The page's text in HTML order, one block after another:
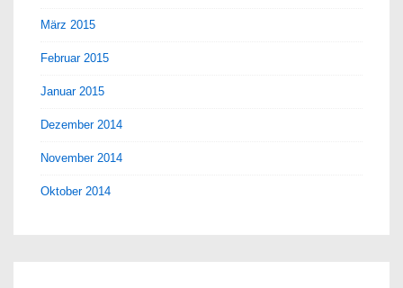
März 2015
Februar 2015
Januar 2015
Dezember 2014
November 2014
Oktober 2014